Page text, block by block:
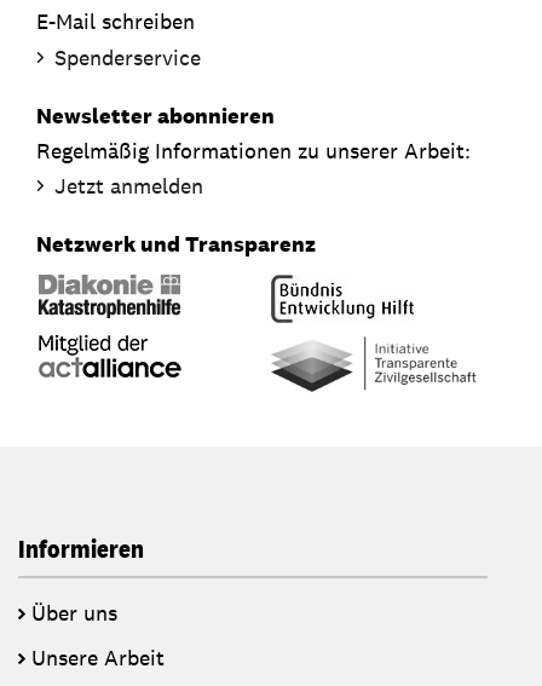
E-Mail schreiben
Spenderservice
Newsletter abonnieren
Regelmäßig Informationen zu unserer Arbeit:
Jetzt anmelden
Netzwerk und Transparenz
Informieren
Über uns
Unsere Arbeit